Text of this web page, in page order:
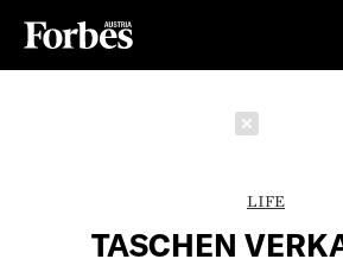
LIFE
TASCHEN